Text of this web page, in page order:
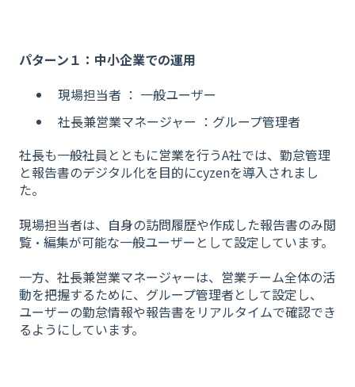
パターン１：中小企業での運用
現場担当者 ： 一般ユーザー
社長兼営業マネージャー ：グループ管理者
社長も一般社員とともに営業を行うA社では、勤怠管理
と報告書のデジタル化を目的にcyzenを導入されまし
た。
現場担当者は、自身の訪問履歴や作成した報告書のみ閲
覧・編集が可能な一般ユーザーとして設定しています。
一方、社長兼営業マネージャーは、営業チーム全体の活
動を把握するために、グループ管理者として設定し、
ユーザーの勤怠情報や報告書をリアルタイムで確認でき
るようにしています。